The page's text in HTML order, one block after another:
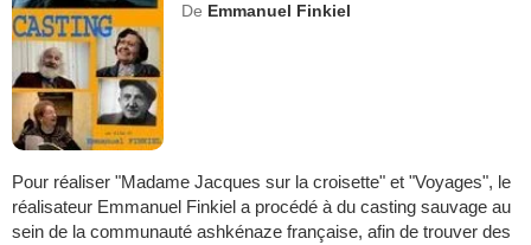
De Emmanuel Finkiel
Pour réaliser "Madame Jacques sur la croisette" et "Voyages", le
réalisateur Emmanuel Finkiel a procédé à du casting sauvage au
sein de la communauté ashkénaze française, afin de trouver des